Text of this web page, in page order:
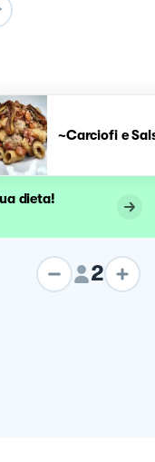
~Carciofi e
dieta!
2